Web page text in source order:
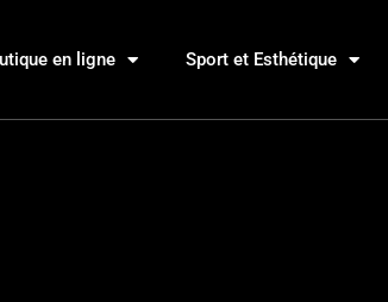
en ligne Sport et Esthétique